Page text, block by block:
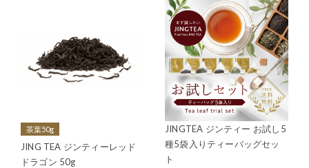
茶葉50g
JING TEA ジンティーレッド
ドラゴン 50g
JINGTEA ジンティー お試し5
種5袋入りティーバッグセッ
ト